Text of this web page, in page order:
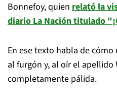
Bonnefoy, quien relató la
diario La Nación titulado
En ese texto habla de
al furgón y, al oír el apellido
completamente pálida.